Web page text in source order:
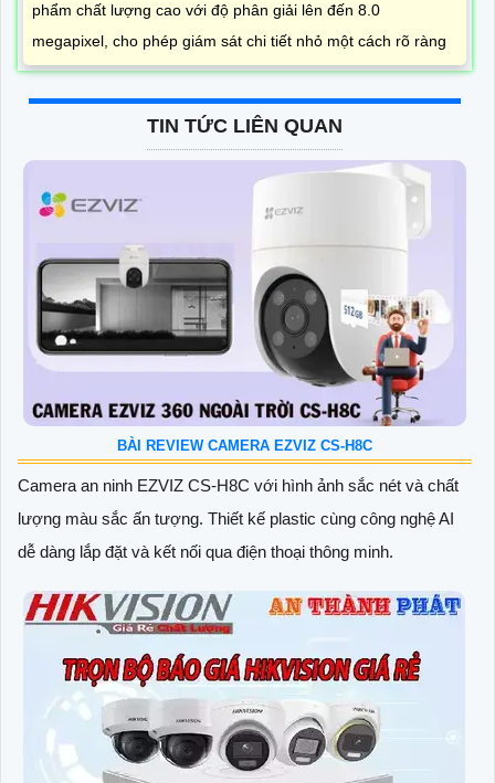
phẩm chất lượng cao với độ phân giải lên đến 8.0
megapixel, cho phép giám sát chi tiết nhỏ một cách rõ ràng
TIN TỨC LIÊN QUAN
BÀI REVIEW CAMERA EZVIZ CS-H8C
Camera an ninh EZVIZ CS-H8C với hình ảnh sắc nét và chất
lượng màu sắc ấn tượng. Thiết kế plastic cùng công nghệ AI
dễ dàng lắp đặt và kết nối qua điện thoại thông minh.